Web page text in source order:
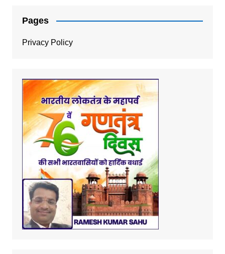
Pages
Privacy Policy